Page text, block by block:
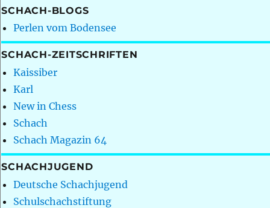
SCHACH-BLOGS
Perlen vom Bodensee
SCHACH-ZEITSCHRIFTEN
Kaissiber
Karl
New in Chess
Schach
Schach Magazin 64
SCHACHJUGEND
Deutsche Schachjugend
Schulschachstiftung